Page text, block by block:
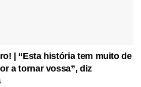
| “Esta história tem muito de
a tornar vossa”, diz